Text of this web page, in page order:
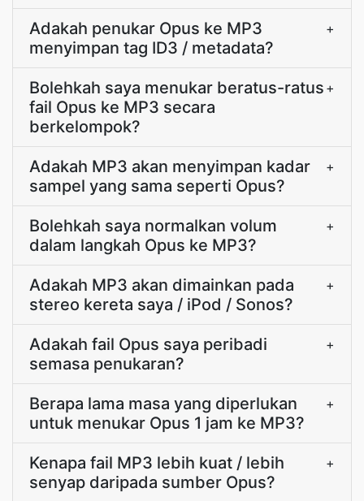
Adakah penukar Opus ke MP3
menyimpan tag ID3 / metadata?
+
Bolehkah saya menukar beratus-ratus
fail Opus ke MP3 secara
berkelompok?
+
Adakah MP3 akan menyimpan kadar
sampel yang sama seperti Opus?
+
Bolehkah saya normalkan volum
dalam langkah Opus ke MP3?
+
Adakah MP3 akan dimainkan pada
stereo kereta saya / iPod / Sonos?
+
Adakah fail Opus saya peribadi
semasa penukaran?
+
Berapa lama masa yang diperlukan
untuk menukar Opus 1 jam ke MP3?
+
Kenapa fail MP3 lebih kuat / lebih
senyap daripada sumber Opus?
+